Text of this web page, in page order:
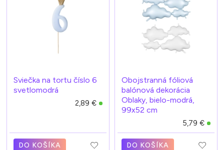
Sviečka na tortu číslo 6
svetlomodrá
2,89 €
DO KOŠÍKA
Obojstranná fóliová
balónová dekorácia
Oblaky, bielo-modrá,
99x52 cm
5,79 €
DO KOŠÍKA